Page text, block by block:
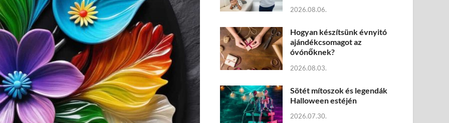
2026.08.06.
Hogyan készítsünk évnyitó
ajándékcsomagot az
óvónőknek?
2026.08.03.
Sötét mítoszok és legendák
Halloween estéjén
2026.07.30.